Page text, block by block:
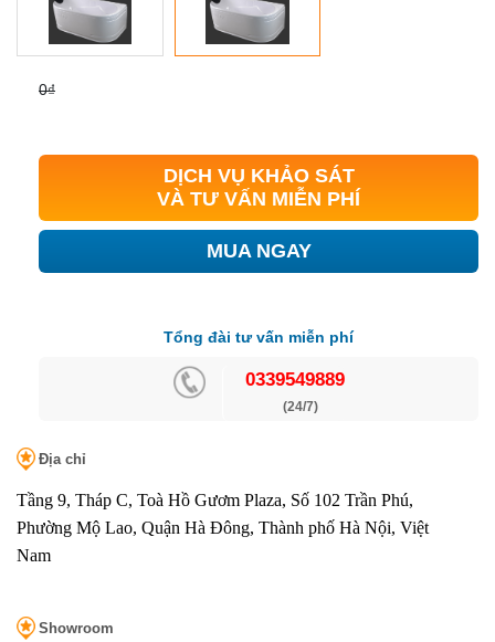
0₫
DỊCH VỤ KHẢO SÁT
VÀ TƯ VẤN MIỄN PHÍ
MUA NGAY
Tổng đài tư vấn miễn phí
0339549889
(24/7)
Địa chỉ
Tầng 9, Tháp C, Toà Hồ Gươm Plaza, Số 102 Trần Phú,
Phường Mộ Lao, Quận Hà Đông, Thành phố Hà Nội, Việt
Nam
Showroom